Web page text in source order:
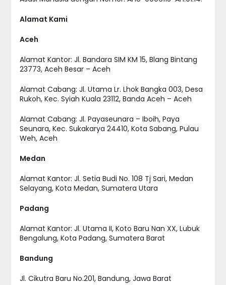
Alamat Kami
Aceh
Alamat Kantor: Jl. Bandara SIM KM 15, Blang Bintang
23773, Aceh Besar – Aceh
Alamat Cabang: Jl. Utama Lr. Lhok Bangka 003, Desa
Rukoh, Kec. Syiah Kuala 23112, Banda Aceh – Aceh
Alamat Cabang: Jl. Payaseunara – Iboih, Paya
Seunara, Kec. Sukakarya 24410, Kota Sabang, Pulau
Weh, Aceh
Medan
Alamat Kantor: Jl. Setia Budi No. 108 Tj Sari, Medan
Selayang, Kota Medan, Sumatera Utara
Padang
Alamat Kantor: Jl. Utama II, Koto Baru Nan XX, Lubuk
Bengalung, Kota Padang, Sumatera Barat
Bandung
Jl. Cikutra Baru No.201, Bandung, Jawa Barat